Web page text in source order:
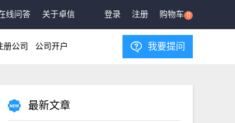
登录 注册 购物车 0
线问答 关于卓信
册公司 公司开户 我要提问
最新文章